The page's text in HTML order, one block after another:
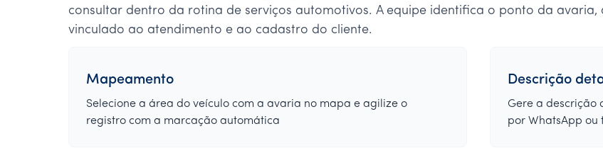
consultar dentro da rotina de serviços automotivos. A equipe identifica o ponto da
vinculado ao atendimento e ao cadastro do cliente.
Mapeamento
Selecione a área do veículo com a avaria no mapa e agilize o
registro com a marcação automática
Descrição
Gere a descrição
por WhatsApp ou